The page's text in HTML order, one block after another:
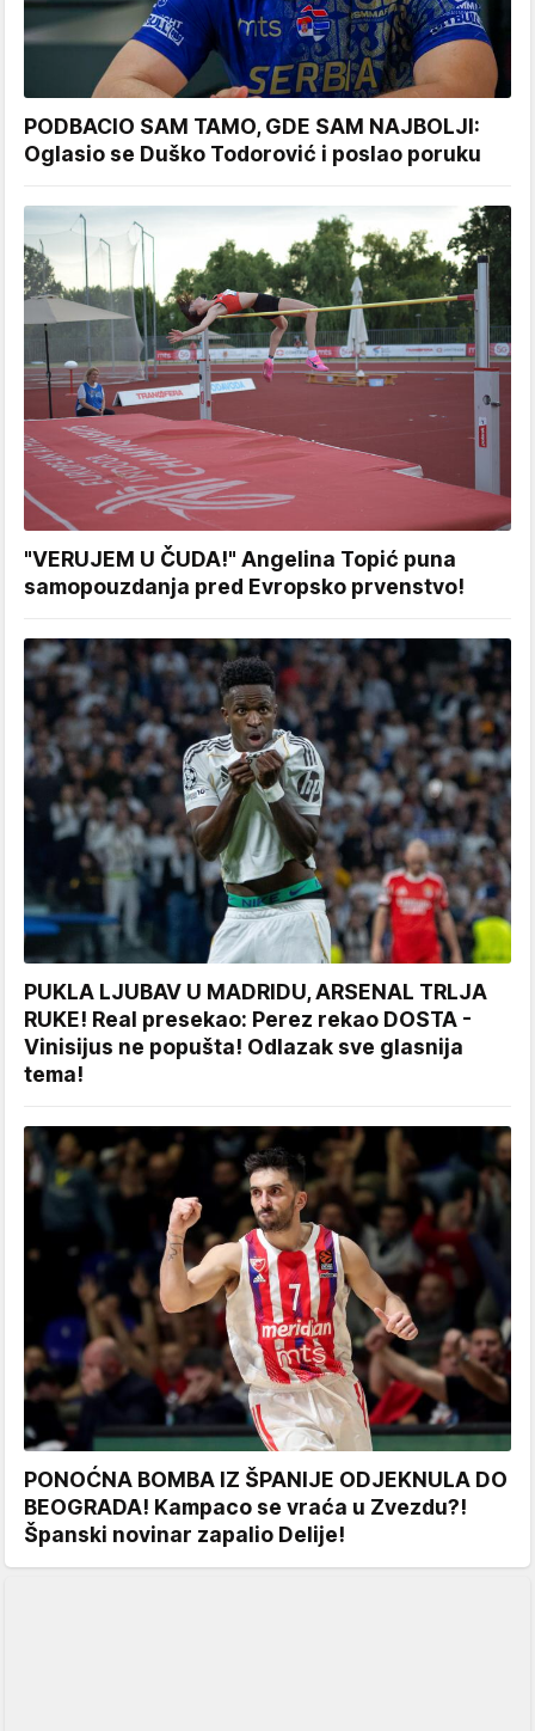
PODBACIO SAM TAMO, GDE SAM NAJBOLJI:
Oglasio se Duško Todorović i poslao poruku
"VERUJEM U ČUDA!" Angelina Topić puna
samopouzdanja pred Evropsko prvenstvo!
PUKLA LJUBAV U MADRIDU, ARSENAL TRLJA
RUKE! Real presekao: Perez rekao DOSTA -
Vinisijus ne popušta! Odlazak sve glasnija
tema!
PONOĆNA BOMBA IZ ŠPANIJE ODJEKNULA DO
BEOGRADA! Kampaco se vraća u Zvezdu?!
Španski novinar zapalio Delije!